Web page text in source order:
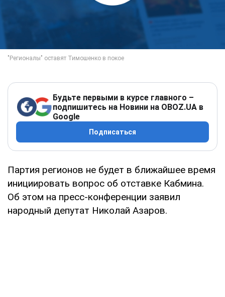
Будьте первыми в курсе главного –
подпишитесь на Новини на OBOZ.UA в
Google
Подписаться
Партия регионов не будет в ближайшее время
инициировать вопрос об отставке Кабмина.
Об этом на пресс-конференции заявил
народный депутат Николай Азаров.